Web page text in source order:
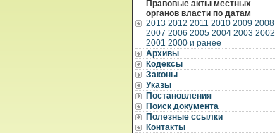
Правовые акты местных
органов власти по датам
2013 2012 2011 2010 2009 2008
2007 2006 2005 2004 2003 2002
2001 2000 и ранее
Архивы
Кодексы
Законы
Указы
Постановления
Поиск документа
Полезные ссылки
Контакты